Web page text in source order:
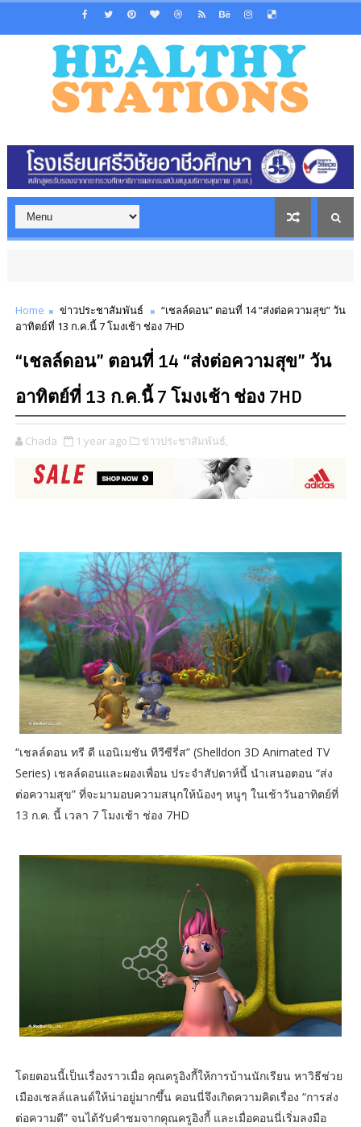
Home ข่าวประชาสัมพันธ์
“เชลล์ดอน” ตอนที่ 14 “ส่งต่อความสุข” วัน
อาทิตย์ที่ 13 ก.ค.นี้ 7 โมงเช้า ช่อง 7HD
“เชลล์ดอน” ตอนที่ 14 “ส่งต่อความสุข” วัน
อาทิตย์ที่ 13 ก.ค.นี้ 7 โมงเช้า ช่อง 7HD
Chada 1 year ago ข่าวประชาสัมพันธ์,
“เชลล์ดอน ทรี ดี แอนิเมชัน ทีวีซีรี่ส” (Shelldon 3D Animated TV
Series) เชลล์ดอนและผองเพื่อน ประจำสัปดาห์นี้ นำเสนอตอน “ส่ง
ต่อความสุข” ที่จะมามอบความสนุกให้น้องๆ หนูๆ ในเช้าวันอาทิตย์ที่
13 ก.ค. นี้ เวลา 7 โมงเช้า ช่อง 7HD
โดยตอนนี้เป็นเรื่องราวเมื่อ คุณครูอิงกี้ให้การบ้านนักเรียน หาวิธีช่วย
เมืองเชลล์แลนด์ให้น่าอยู่มากขึ้น คอนนี่จึงเกิดความคิดเรื่อง “การส่ง
ต่อความดี” จนได้รับคำชมจากคุณครูอิงกี้ และเมื่อคอนนี่เริ่มลงมือ